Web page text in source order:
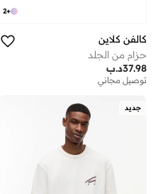
+
2
كالفن كلاين
حزام من الجلد
د.ب37.98
توصيل مجاني
جديد